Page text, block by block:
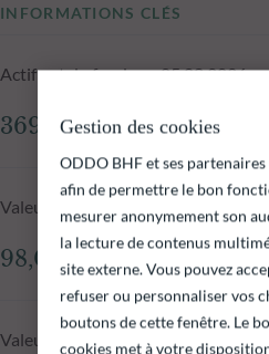
INFORMATIONS CLÉS
Actif net du fonds au 05.08.2026
369,93 M€
Valeur liquidative au 05.08.2026
98,03 €
Valeur liquidative J-1
Gestion des cookies
ODDO BHF et ses
afin de permettre le bon
mesurer anonymement son
la lecture de contenus
site externe. Vous pouvez
refuser ou personnaliser vos
boutons de cette fenêtre. Le
cookies met à votre